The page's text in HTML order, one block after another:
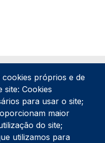
cookies próprios e de
site: Cookies
para usar o site;
maior
do site;
utilizamos para